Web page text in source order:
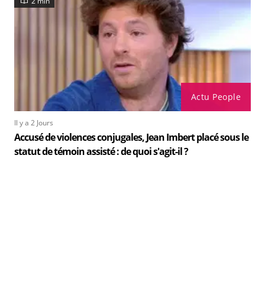
Actu People
Il y a 2 Jours
Accusé de violences conjugales, Jean Imbert placé sous le
statut de témoin assisté : de quoi s'agit-il ?